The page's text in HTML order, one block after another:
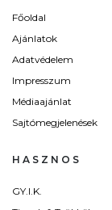
Főoldal
Ajánlatok
Adatvédelem
Impresszum
Médiaajánlat
Sajtómegjelenések
HASZNOS
GY.I.K.